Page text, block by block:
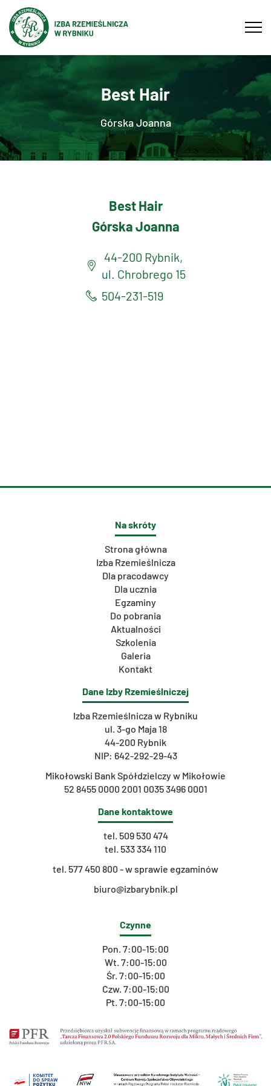
Best Hair
Górska Joanna
Best Hair
Górska Joanna
44-200 Rybnik,
ul. Chrobrego 15
504-231-519
Na skróty
Strona główna
Izba Rzemieślnicza
Dla pracodawcy
Dla ucznia
Egzaminy
Do pobrania
Aktualności
Szkolenia
Galeria
Kontakt
Dane Izby Rzemieślniczej
Izba Rzemieślnicza w Rybniku
ul. 3-go Maja 18
44-200 Rybnik
NIP: 642-292-29-43
Mikołowski Bank Spółdzielczy w Mikołowie
52 8455 0000 2001 0035 3496 0001
Dane kontaktowe
tel. 509 530 474
tel. 533 334 110
tel. 577 450 800 - w sprawie egzaminów
biuro@izbarybnik.pl
Czynne
Pon. 7:00-15:00
Wt. 7:00-15:00
Śr. 7:00-15:00
Czw. 7:00-15:00
Pt. 7:00-15:00